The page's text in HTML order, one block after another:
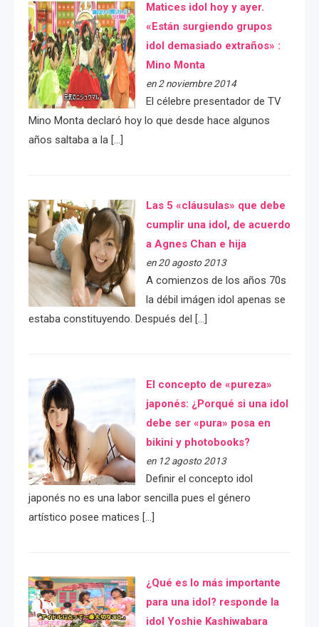
Matices idol hoy y ayer.
«Están surgiendo grupos
idol demasiado extraños» :
Mino Monta
en 2 noviembre 2014
El célebre presentador de TV
Mino Monta declaró hoy lo que desde hace algunos
años saltaba a la […]
Las 5 «cláusulas» que debe
cumplir una idol, de acuerdo
a Agnes Chan e hija
en 20 agosto 2013
A comienzos de los años 70s
la débil imágen idol apenas se
estaba constituyendo. Después del […]
El concepto de «pureza»
japonés: ¿Porqué si una idol
debe ser «pura» posa en
bikini y photobooks?
en 12 agosto 2013
Definir el concepto idol
japonés no es una labor sencilla pues el género
artístico posee matices […]
¿Qué es lo más importante
para una idol? responde la
idol Yoshie Kashiwabara